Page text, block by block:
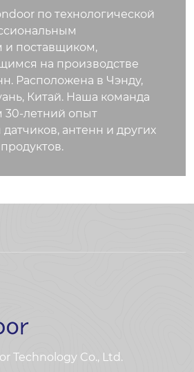
по технологической
и поставщиком,
на производстве
Расположена в Чэнду,
Китай. Наша команда
30-летний опыт
антенн и других
Technology Co., Ltd.